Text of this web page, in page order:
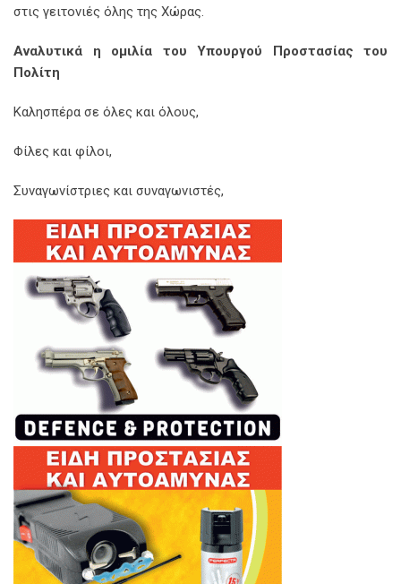
στις γειτονιές όλης της Χώρας.
Αναλυτικά η ομιλία του Υπουργού Προστασίας του
Πολίτη
Καλησπέρα σε όλες και όλους,
Φίλες και φίλοι,
Συναγωνίστριες και συναγωνιστές,